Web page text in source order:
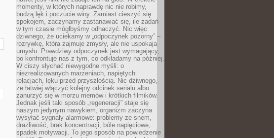
momenty, w których naprawdę nic nie robimy,
budzą lęk i poczucie winy. Zamiast cieszyć się
spokojem, zaczynamy zastanawiać się, ile zadań
w tym czasie mógłbyśmy odhaczyć. Nic więc
dziwnego, że uciekamy w „odpoczynek pozorny” –
rozrywkę, która zajmuje zmysły, ale nie uspokaja
umysłu. Prawdziwy odpoczynek jest wymagający,
bo konfrontuje nas z tym, co odkładamy na później.
W ciszy słychać niewygodne myśli: o
niezrealizowanych marzeniach, napiętych
relacjach, lęku przed przyszłością. Nic dziwnego,
że łatwiej włączyć kolejny odcinek serialu albo
zanurzyć się w morzu memów i krótkich filmików.
Jednak jeśli taki sposób „regeneracji” staje się
naszym jedynym nawykiem, organizm zaczyna
wysyłać sygnały alarmowe: problemy ze snem,
drażliwość, brak koncentracji, bóle napięciowe,
spadek motywacji. To jego sposób na powiedzenie